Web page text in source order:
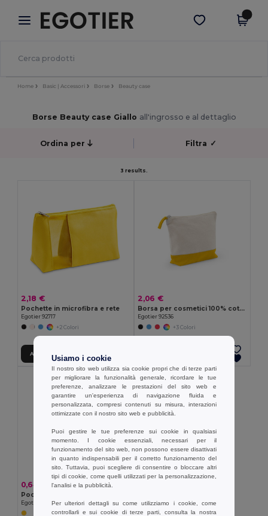
× App Egotier
Prezzi migliori sull'app!
Scarica app
Home Basic | Accessori Borse Beauty case
Borse Beauty case Giallo all'ingrosso e al dettaglio
Ordina per Filtra ✓
3 results.
2,18 €
Pochette in microfibra e rete
Egotier 92717
+2 Colori
Aggiungi al carrello
2,06 €
Borsa per cosmetici 100% cotone(340 g/m²) bicolore
Egotier 92536
+3 Colori
0,64 €
Pochette 100% polyester
Egotier 98504
Usiamo i cookie
Il nostro sito web utilizza sia cookie propri che di terze parti
per migliorare la funzionalità generale, ricordare le tue
preferenze, analizzare le prestazioni del sito web e
garantire un'esperienza di navigazione fluida e
personalizzata, compresi contenuti su misura, interazioni
ottimizzate con il nostro sito web e pubblicità.
Puoi gestire le tue preferenze sui cookie in qualsiasi
momento. I cookie essenziali, necessari per il
funzionamento del sito web, non possono essere disattivati
in quanto indispensabili per il corretto funzionamento del
sito. Tuttavia, puoi scegliere di consentire o bloccare altri
tipi di cookie, come quelli utilizzati per la personalizzazione,
l'analisi e la pubblicità.
Per ulteriori dettagli su come utilizziamo i cookie, come
controllarli e sui cookie di terze parti, consulta la nostra